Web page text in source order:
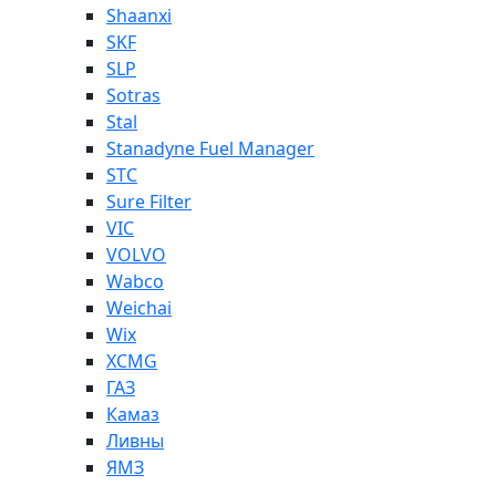
Shaanxi
SKF
SLP
Sotras
Stal
Stanadyne Fuel Manager
STC
Sure Filter
VIC
VOLVO
Wabco
Weichai
Wix
XCMG
ГАЗ
Камаз
Ливны
ЯМЗ